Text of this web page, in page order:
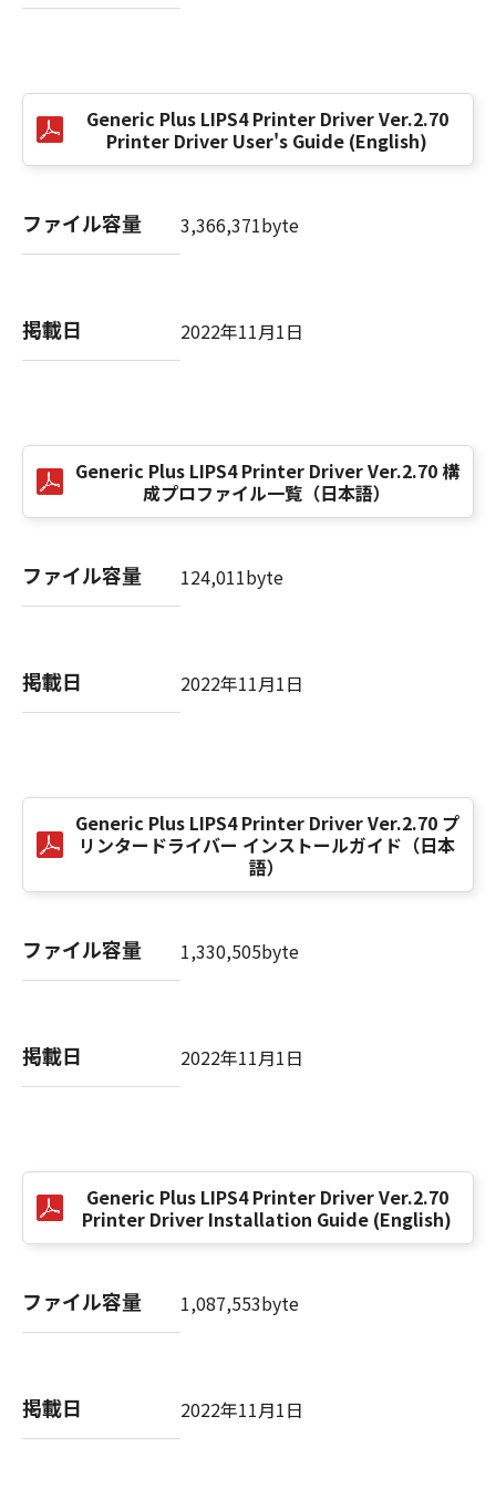
した場合、速やかに、「本ソフトウェア」およ
びその複製物のすべてを廃棄または消去するも
のとします。
定は、本契約書の終了後も効力を有します。
“米国政府エンドユーザー”とは、米国政府の機
関また団体を意味します。もしお客様が米国政
item," as that term is defined at 48 C.F.R.
2.101 (Oct 1995), consisting of "commercial
computer software" and "commercial
computer software documentation," as such
Consistent with 48 C.F.R. 12.212 and 48 C.F.R.
227.7202-1 through 227.7202-4 (June 1995),
forth herein. The manufacturer is Canon
Inc./30-2, Shimomaruko 3-chome, Ohta-ku,
意味し、指し示すものとします。
本契約書のいずれかの条項またはその一部が法
の他の条項は完全に有効に存続するものとしま
す。
以 上
Generic Plus LIPS4 Printer Driver Ver.2.70
Printer Driver User's Guide (English)
ファイル容量 3,366,371byte
掲載日 2022年11月1日
Generic Plus LIPS4 Printer Driver Ver.2.70 構
成プロファイル一覧（日本語）
ファイル容量 124,011byte
掲載日 2022年11月1日
Generic Plus LIPS4 Printer Driver Ver.2.70 プ
リンタードライバー インストールガイド（日本
語）
ファイル容量 1,330,505byte
掲載日 2022年11月1日
Generic Plus LIPS4 Printer Driver Ver.2.70
Printer Driver Installation Guide (English)
ファイル容量 1,087,553byte
掲載日 2022年11月1日